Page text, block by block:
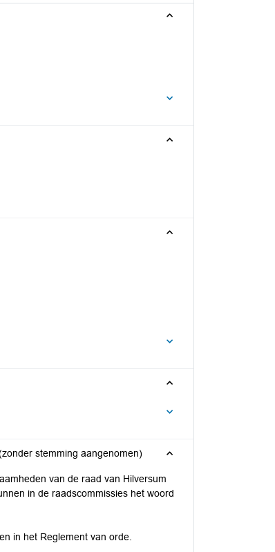
stemming aangenomen)
van de raad van Hilversum
in de raadscommissies het woord
in het Reglement van orde.